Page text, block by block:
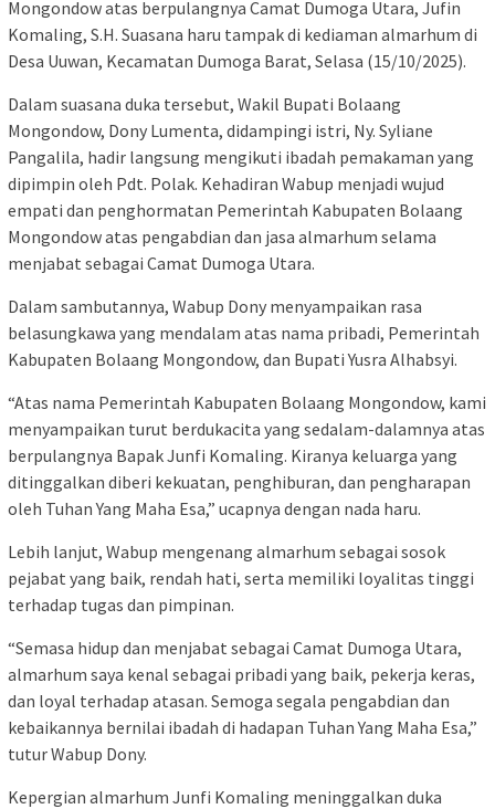
Mongondow atas berpulangnya Camat Dumoga Utara, Jufin
Komaling, S.H. Suasana haru tampak di kediaman almarhum di
Desa Uuwan, Kecamatan Dumoga Barat, Selasa (15/10/2025).
Dalam suasana duka tersebut, Wakil Bupati Bolaang
Mongondow, Dony Lumenta, didampingi istri, Ny. Syliane
Pangalila, hadir langsung mengikuti ibadah pemakaman yang
dipimpin oleh Pdt. Polak. Kehadiran Wabup menjadi wujud
empati dan penghormatan Pemerintah Kabupaten Bolaang
Mongondow atas pengabdian dan jasa almarhum selama
menjabat sebagai Camat Dumoga Utara.
Dalam sambutannya, Wabup Dony menyampaikan rasa
belasungkawa yang mendalam atas nama pribadi, Pemerintah
Kabupaten Bolaang Mongondow, dan Bupati Yusra Alhabsyi.
“Atas nama Pemerintah Kabupaten Bolaang Mongondow, kami
menyampaikan turut berdukacita yang sedalam-dalamnya atas
berpulangnya Bapak Junfi Komaling. Kiranya keluarga yang
ditinggalkan diberi kekuatan, penghiburan, dan pengharapan
oleh Tuhan Yang Maha Esa,” ucapnya dengan nada haru.
Lebih lanjut, Wabup mengenang almarhum sebagai sosok
pejabat yang baik, rendah hati, serta memiliki loyalitas tinggi
terhadap tugas dan pimpinan.
“Semasa hidup dan menjabat sebagai Camat Dumoga Utara,
almarhum saya kenal sebagai pribadi yang baik, pekerja keras,
dan loyal terhadap atasan. Semoga segala pengabdian dan
kebaikannya bernilai ibadah di hadapan Tuhan Yang Maha Esa,”
tutur Wabup Dony.
Kepergian almarhum Junfi Komaling meninggalkan duka